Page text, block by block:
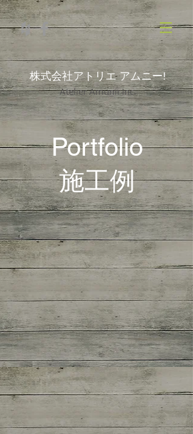
株式会社アトリエ アムニー!
Atelier Amunii Inc.
Portfolio
施工例